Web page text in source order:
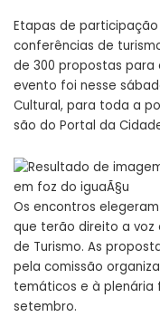
Etapas de
conferências de
de 300 propostas
evento foi nesse
Cultural, para toda a
são do Portal da
Os encontros
que terão direito a voz
de Turismo. As
pela comissão
temáticos e à plenária
setembro.